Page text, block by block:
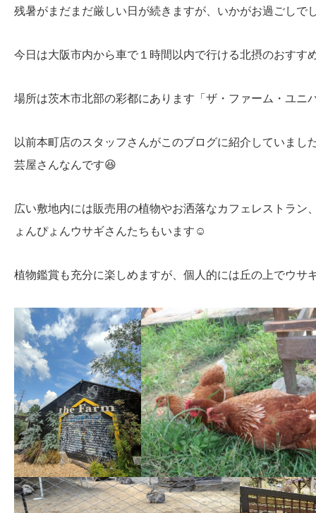
残暑がまだまだ厳しい日が続きますが、いかがお過ごしで
今日は大阪市内から車で１時間以内で行ける北摂のおす
場所は茨木市北部の彩都にあります「ザ・ファーム・ユニ
以前本町店のスタッフさんがこのブログに紹介していま
芸屋さんなんです😆
広い敷地内には販売用の植物やお洒落なカフェレストラ
ょんぴょんウサギさんたちもいます☺️
植物鑑賞も充分に楽しめますが、個人的には丘の上でウ